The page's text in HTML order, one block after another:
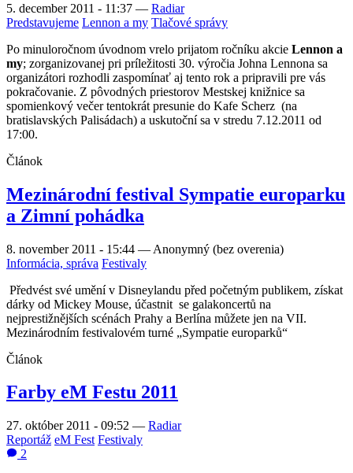
5. december 2011 - 11:37 — Radiar
Predstavujeme Lennon a my Tlačové správy
Po minuloročnom úvodnom vrelo prijatom ročníku akcie Lennon a
my; zorganizovanej pri príležitosti 30. výročia Johna Lennona sa
organizátori rozhodli zaspomínať aj tento rok a pripravili pre vás
pokračovanie. Z pôvodných priestorov Mestskej knižnice sa
spomienkový večer tentokrát presunie do Kafe Scherz (na
bratislavských Palisádach) a uskutoční sa v stredu 7.12.2011 od
17:00.
Článok
Mezinárodní festival Sympatie europarku
a Zimní pohádka
8. november 2011 - 15:44 — Anonymný (bez overenia)
Informácia, správa Festivaly
Předvést své umění v Disneylandu před početným publikem, získat
dárky od Mickey Mouse, účastnit se galakoncertů na
nejprestižnějších scénách Prahy a Berlína můžete jen na VII.
Mezinárodním festivalovém turné „Sympatie europarků“
Článok
Farby eM Festu 2011
27. október 2011 - 09:52 — Radiar
Reportáž eM Fest Festivaly
2